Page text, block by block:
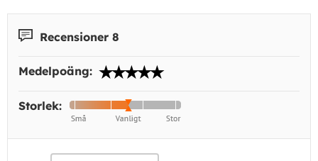
Recensioner 8
Medelpoäng:
Storlek: